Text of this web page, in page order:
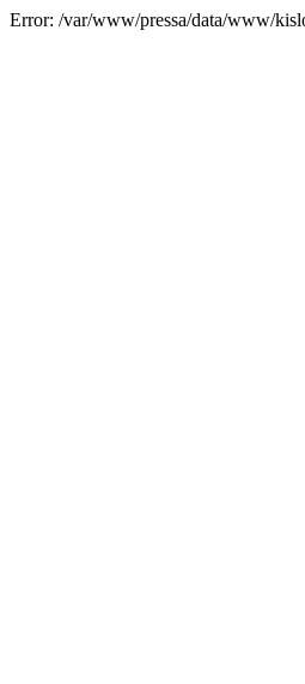
Error: /var/www/pressa/data/www/